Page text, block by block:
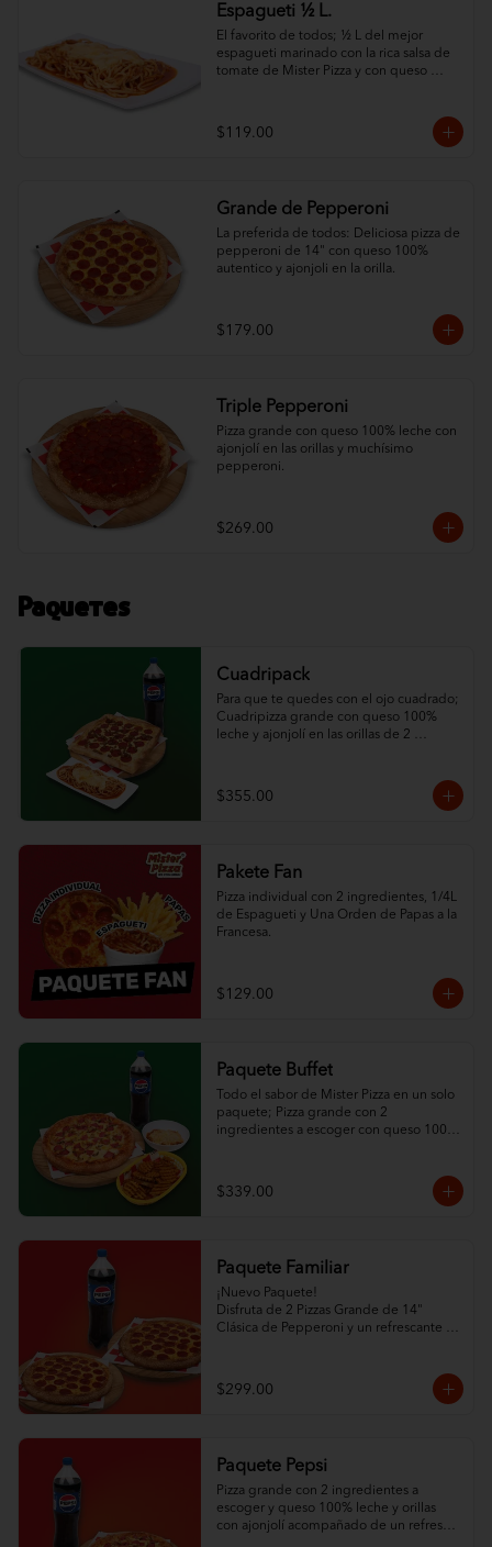
Espagueti ½ L.
El favorito de todos; ½ L del mejor
espagueti marinado con la rica salsa de
tomate de Mister Pizza y con queso
$119.00
Grande de Pepperoni
La preferida de todos: Deliciosa pizza de
pepperoni de 14" con queso 100%
autentico y ajonjoli en la orilla.
$179.00
Triple Pepperoni
Pizza grande con queso 100% leche con
ajonjolí en las orillas y muchísimo
pepperoni.
$269.00
Paquetes
Cuadripack
Para que te quedes con el ojo cuadrado;
Cuadripizza grande con queso 100%
leche y ajonjolí en las orillas de 2
Pepsi de 1.5 L.
$355.00
Pakete Fan
Pizza individual con 2 ingredientes, 1/4L
de Espagueti y Una Orden de Papas a la
Francesa.
$129.00
Paquete Buffet
Todo el sabor de Mister Pizza en un solo
paquete; Pizza grande con 2
ingredientes a escoger con queso 100%
criss cut horneadas y refresco de la
familia Pepsi de 1.5L.
$339.00
Paquete Familiar
¡Nuevo Paquete!
Disfruta de 2 Pizzas Grande de 14"
Clásica de Pepperoni y un refrescante
$299.00
Paquete Pepsi
Pizza grande con 2 ingredientes a
escoger y queso 100% leche y orillas
con ajonjolí acompañado de un refresco